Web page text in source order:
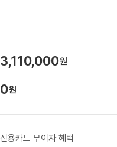
3,110,000원
0원
신용카드 무이자 혜택